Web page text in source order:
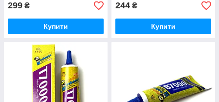
299 ₴
Купити
244 ₴
Купити